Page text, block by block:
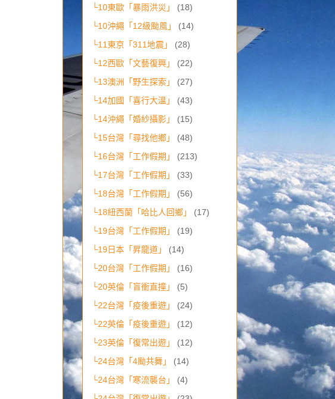
└10東歐「暴雨洪災」
(18)
└10沖繩「12級颱風」
(14)
└11東京「311地震」
(28)
└12西歐「文藝復興」
(22)
└13澳洲「野生探索」
(27)
└14加國「喜行大溫」
(43)
└14沖繩「婚紗攝影」
(15)
└15台灣「尋找他鄉」
(48)
└16台灣「工作假期」
(213)
└17台灣「工作假期」
(33)
└18台灣「工作假期」
(56)
└18紐西蘭「哈比人回鄉」
(17)
└19台灣「工作假期」
(19)
└19日本「昇龍道」
(14)
└20台灣「工作假期」
(16)
└20英倫「盲衝直撞」
(5)
└22台灣「疫後重遊」
(24)
└22英倫「疫後重遊」
(12)
└23英倫「復常出遊」
(12)
└24台灣「4颱共舞」
(14)
└24台灣「寒流襲台」
(4)